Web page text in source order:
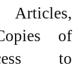
of
to